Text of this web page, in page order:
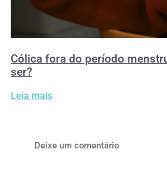
Cólica fora do período
ser?
Leia mais
Deixe um comentário